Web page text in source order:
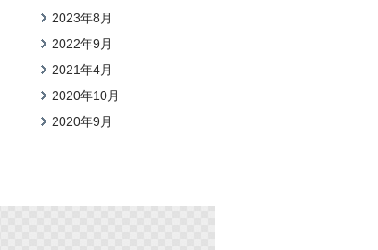
2023年8月
2022年9月
2021年4月
2020年10月
2020年9月